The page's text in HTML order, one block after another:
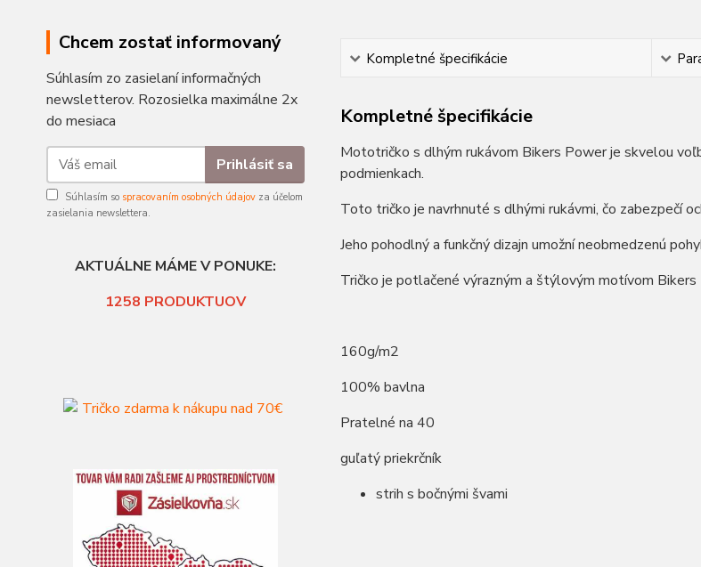
Chcem zostať informovaný
Súhlasím zo zasielaní informačných
newsletterov. Rozosielka maximálne 2x
do mesiaca
Prihlásiť sa
Súhlasím so spracovaním osobných údajov za účelom
zasielania newslettera.
AKTUÁLNE MÁME V PONUKE:
1258 PRODUKTUOV
Kompletné špecifikácie
Kompletné špecifikácie
Mototričko s dlhým rukávom Bikers Power je skvelou
podmienkach.
Toto tričko je navrhnuté s dlhými rukávmi, čo zabezpečí
Jeho pohodlný a funkčný dizajn umožní neobmedzenú
Tričko je potlačené výrazným a štýlovým motívom
160g/m2
100% bavlna
Pratelné na 40
guľatý priekrčník
strih s bočnými švami